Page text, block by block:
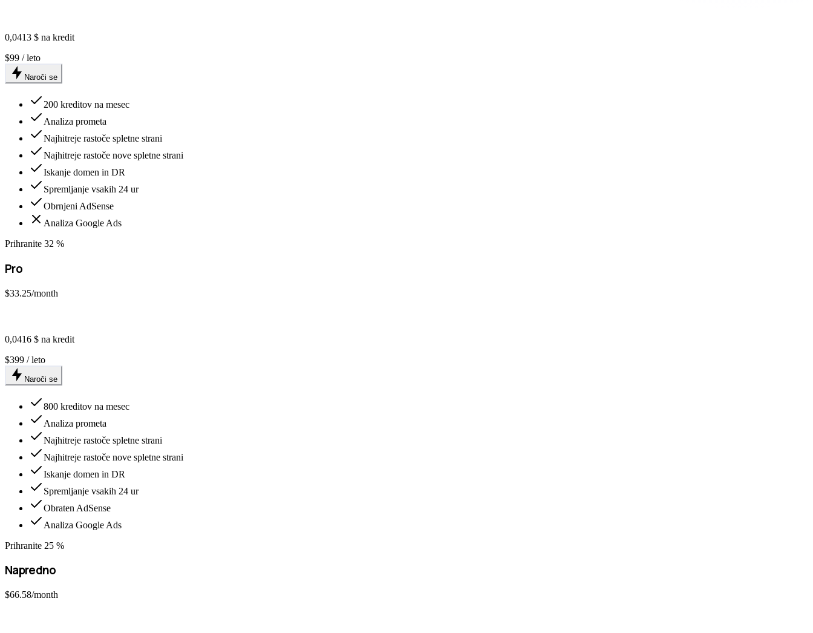
0,0413 $ na kredit
$99 / leto
Naroči se
200 kreditov na mesec
Analiza prometa
Najhitreje rastoče spletne strani
Najhitreje rastoče nove spletne strani
Iskanje domen in DR
Spremljanje vsakih 24 ur
Obrnjeni AdSense
Analiza Google Ads
Prihranite 32 %
Pro
$33.25/month
0,0416 $ na kredit
$399 / leto
Naroči se
800 kreditov na mesec
Analiza prometa
Najhitreje rastoče spletne strani
Najhitreje rastoče nove spletne strani
Iskanje domen in DR
Spremljanje vsakih 24 ur
Obraten AdSense
Analiza Google Ads
Prihranite 25 %
Napredno
$66.58/month